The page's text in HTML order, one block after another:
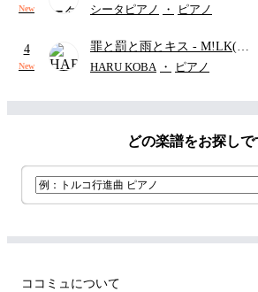
New
APPLE
シータピアノ ・ ピアノ
4
New
罪と罰と雨とキス - M!LK(佐
野勇斗&吉田仁人)
HARU KOBA ・ ピアノ
どの楽譜をお探しで
ココミュについて